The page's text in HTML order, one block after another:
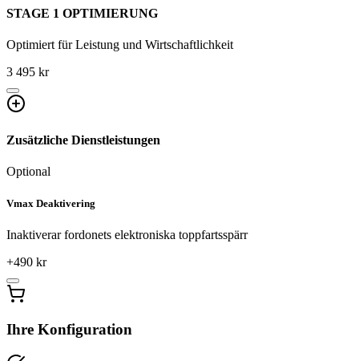
STAGE 1 OPTIMIERUNG
Optimiert für Leistung und Wirtschaftlichkeit
3 495 kr
Zusätzliche Dienstleistungen
Optional
Vmax Deaktivering
Inaktiverar fordonets elektroniska toppfartsspärr
+490 kr
Ihre Konfiguration